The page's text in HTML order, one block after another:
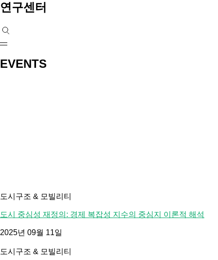
연구센터
EVENTS
도시구조 & 모빌리티
도시 중심성 재정의: 경제 복잡성 지수의 중심지 이론적 해석
2025년 09월 11일
도시구조 & 모빌리티